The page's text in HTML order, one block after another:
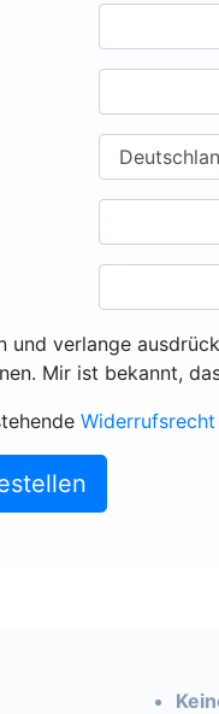
und verlange
Mir ist bekannt,
Widerrufsrecht